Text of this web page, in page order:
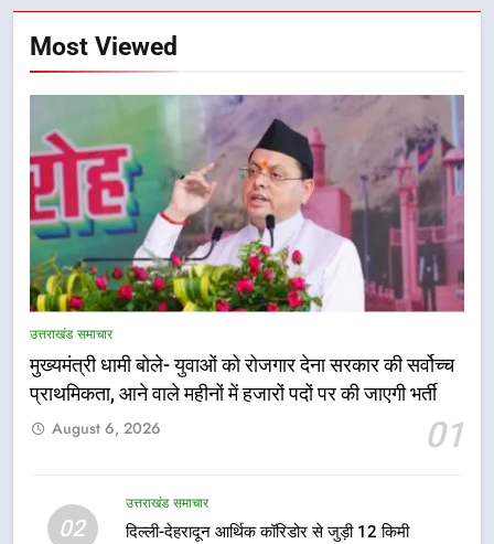
Most Viewed
उत्तराखंड समाचार
मुख्यमंत्री धामी बोले- युवाओं को रोजगार देना सरकार की सर्वोच्च
प्राथमिकता, आने वाले महीनों में हजारों पदों पर की जाएगी भर्ती
01
August 6, 2026
02
उत्तराखंड समाचार
दिल्ली-देहरादून आर्थिक कॉरिडोर से जुड़ी 12 किमी
5
एमडीडीए बोर्ड बैठक में 25 विकास प्रस्तावों
नियोजित विकास को मिलेगी रफ्तार
उत्तराखंड समाचार
मुख्यमंत्री पुष्कर सिंह धामी के दिशा-निर्देशों
की हुई समीक्षा
उत्तराखंड समाचार